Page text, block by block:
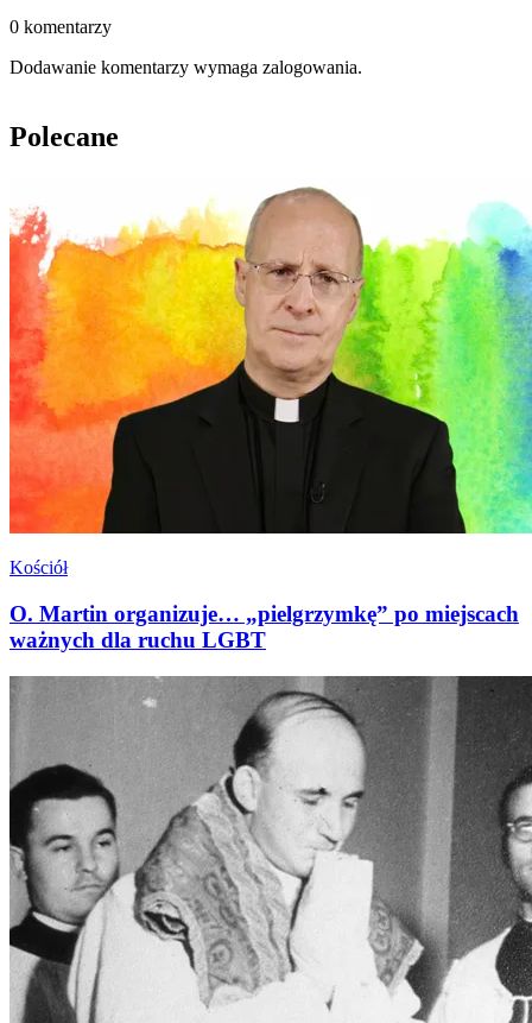
0 komentarzy
Dodawanie komentarzy wymaga zalogowania.
Polecane
Kościół
O. Martin organizuje… „pielgrzymkę” po miejscach
ważnych dla ruchu LGBT